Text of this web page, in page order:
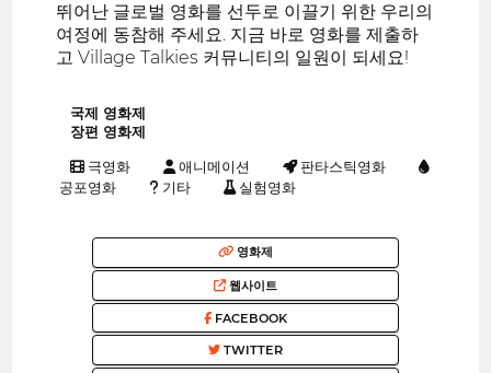
뛰어난 글로벌 영화를 선두로 이끌기 위한 우리의
여정에 동참해 주세요. 지금 바로 영화를 제출하
고 Village Talkies 커뮤니티의 일원이 되세요!
국제 영화제
장편 영화제
극영화 애니메이션
판타스틱영화
공포영화
기타 실험영화
영화제
웹사이트
FACEBOOK
TWITTER